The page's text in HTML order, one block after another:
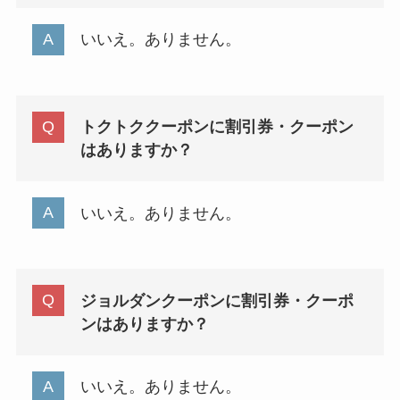
いいえ。ありません。
トクトククーポンに割引券・クーポン
はありますか？
いいえ。ありません。
ジョルダンクーポンに割引券・クーポ
ンはありますか？
いいえ。ありません。